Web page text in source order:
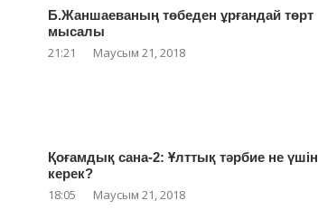
Б.Жаншаеваның төбеден ұрғандай төрт
мысалы
21:21 Маусым 21, 2018
Қоғамдық сана-2: Ұлттық тәрбие не үшін
керек?
18:05 Маусым 21, 2018